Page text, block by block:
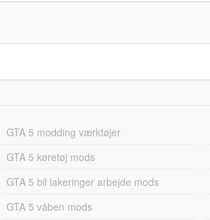
GTA 5 modding værktøjer
GTA 5 køretøj mods
GTA 5 bil lakeringer arbejde mods
GTA 5 våben mods